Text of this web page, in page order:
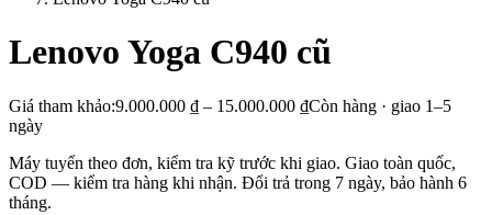
Lenovo Yoga C940 cũ
Giá tham khảo:9.000.000 ₫ – 15.000.000 ₫Còn hàng · giao 1–5
ngày
Máy tuyển theo đơn, kiểm tra kỹ trước khi giao. Giao toàn quốc,
COD — kiểm tra hàng khi nhận. Đổi trả trong 7 ngày, bảo hành 6
tháng.